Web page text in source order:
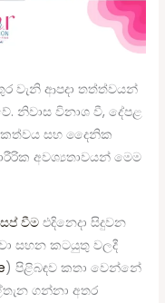
වැනි ආපදා තත්ත්වයන්
නිවාස විනාශ වී, දේපළ
සහ දෛනික
අවශ්‍යතාවයන් මෙම
වීම එදිනෙදා සිදුවන
සහන කටයුතු වලදී
) පිළිබඳව කතා වෙන්නේ
ගන්නා අතර